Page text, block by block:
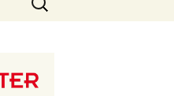
nach: